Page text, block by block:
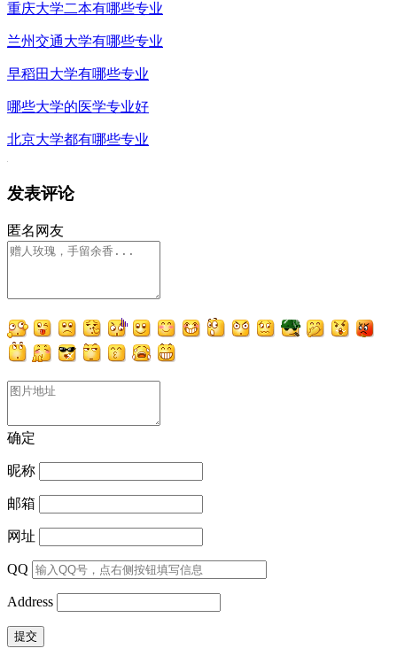
重庆大学二本有哪些专业
兰州交通大学有哪些专业
早稻田大学有哪些专业
哪些大学的医学专业好
北京大学都有哪些专业
发表评论
匿名网友
确定
昵称
邮箱
网址
QQ
Address